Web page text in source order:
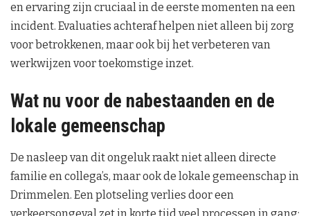
en ervaring zijn cruciaal in de eerste momenten na een
incident. Evaluaties achteraf helpen niet alleen bij zorg
voor betrokkenen, maar ook bij het verbeteren van
werkwijzen voor toekomstige inzet.
Wat nu voor de nabestaanden en de
lokale gemeenschap
De nasleep van dit ongeluk raakt niet alleen directe
familie en collega’s, maar ook de lokale gemeenschap in
Drimmelen. Een plotseling verlies door een
verkeersongeval zet in korte tijd veel processen in gang: